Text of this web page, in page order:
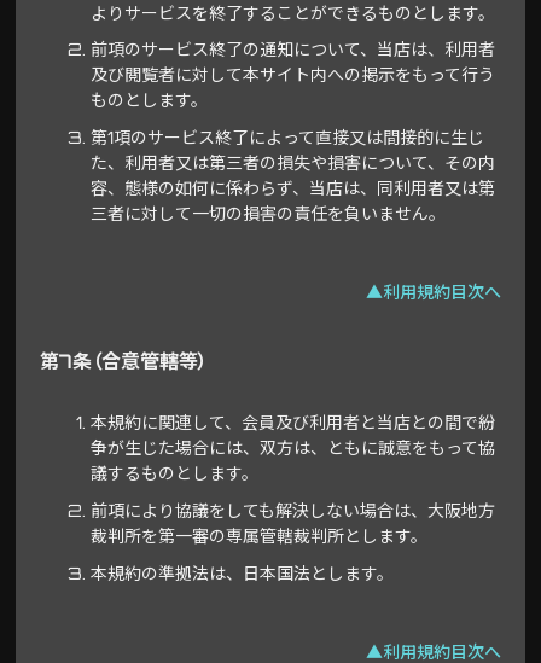
よりサービスを終了することができるものとします。
前項のサービス終了の通知について、当店は、利用者
及び閲覧者に対して本サイト内への掲示をもって行う
ものとします。
第1項のサービス終了によって直接又は間接的に生じ
た、利用者又は第三者の損失や損害について、その内
容、態様の如何に係わらず、当店は、同利用者又は第
三者に対して一切の損害の責任を負いません。
▲利用規約目次へ
第7条（合意管轄等）
本規約に関連して、会員及び利用者と当店との間で紛
争が生じた場合には、双方は、ともに誠意をもって協
議するものとします。
前項により協議をしても解決しない場合は、大阪地方
裁判所を第一審の専属管轄裁判所とします。
本規約の準拠法は、日本国法とします。
▲利用規約目次へ